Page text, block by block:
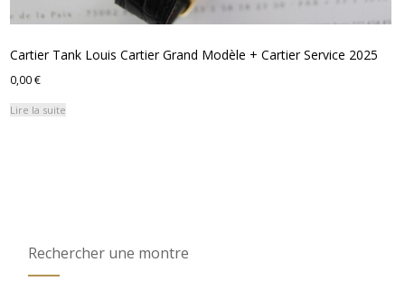
Cartier Tank Louis Cartier Grand Modèle + Cartier Service 2025
0,00€
Lire la suite
Rechercher une montre